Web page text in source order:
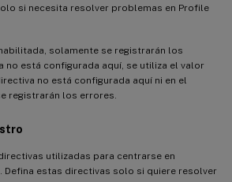
si necesita resolver problemas en Profile
solamente se registrarán los
no está configurada aquí, se utiliza el valor
no está configurada aquí ni en el
registrarán los errores.
utilizadas para centrarse en
Defina estas directivas solo si quiere resolver